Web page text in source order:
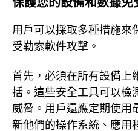
用戶可以採取多種措施來
受勒索軟件攻擊。
首先，必須在所有設備上
括。這些安全工具可以檢
威脅。用戶還應定期使用
新他們的操作系統、應用